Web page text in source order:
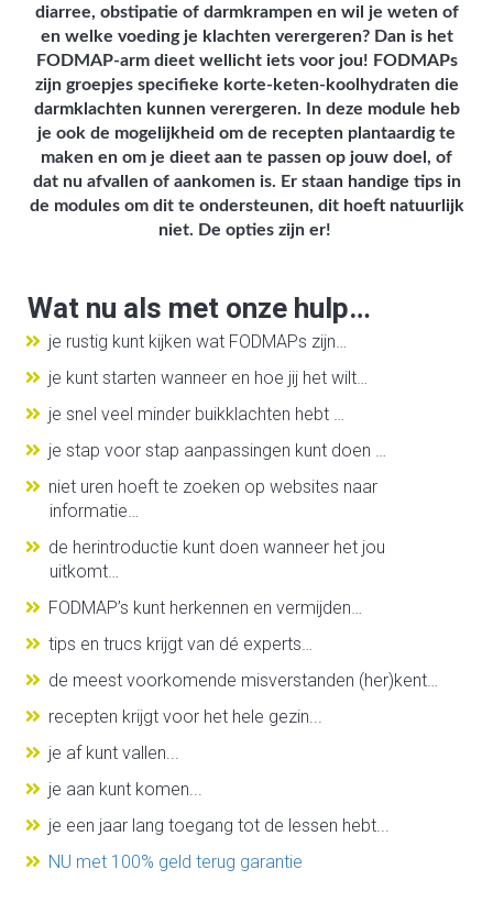
diarree, obstipatie of darmkrampen en wil je weten of
en welke voeding je klachten verergeren? Dan is het
FODMAP-arm dieet wellicht iets voor jou! FODMAPs
zijn groepjes specifieke korte-keten-koolhydraten die
darmklachten kunnen verergeren. In deze module heb
je ook de mogelijkheid om de recepten plantaardig te
maken en om je dieet aan te passen op jouw doel, of
dat nu afvallen of aankomen is. Er staan handige tips in
de modules om dit te ondersteunen, dit hoeft natuurlijk
niet. De opties zijn er!
Wat nu als met onze hulp…
je rustig kunt kijken wat FODMAPs zijn…
je kunt starten wanneer en hoe jij het wilt…
je snel veel minder buikklachten hebt …
je stap voor stap aanpassingen kunt doen …
niet uren hoeft te zoeken op websites naar
informatie…
de herintroductie kunt doen wanneer het jou
uitkomt…
FODMAP’s kunt herkennen en vermijden…
tips en trucs krijgt van dé experts…
de meest voorkomende misverstanden (her)kent…
recepten krijgt voor het hele gezin...
je af kunt vallen...
je aan kunt komen...
je een jaar lang toegang tot de lessen hebt...
NU met 100% geld terug garantie